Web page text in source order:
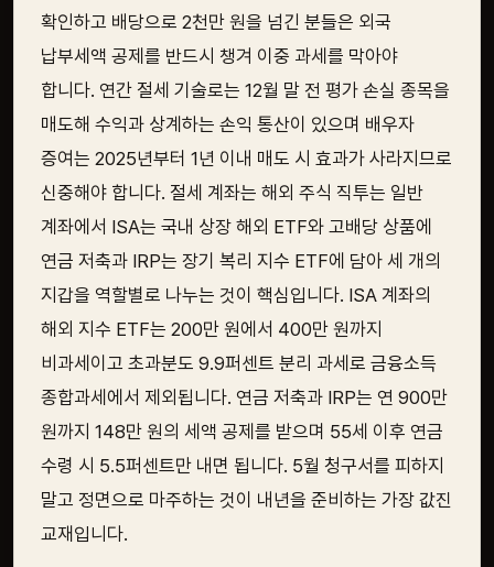
확인하고 배당으로 2천만 원을 넘긴 분들은 외국
납부세액 공제를 반드시 챙겨 이중 과세를 막아야
합니다. 연간 절세 기술로는 12월 말 전 평가 손실 종목을
매도해 수익과 상계하는 손익 통산이 있으며 배우자
증여는 2025년부터 1년 이내 매도 시 효과가 사라지므로
신중해야 합니다. 절세 계좌는 해외 주식 직투는 일반
계좌에서 ISA는 국내 상장 해외 ETF와 고배당 상품에
연금 저축과 IRP는 장기 복리 지수 ETF에 담아 세 개의
지갑을 역할별로 나누는 것이 핵심입니다. ISA 계좌의
해외 지수 ETF는 200만 원에서 400만 원까지
비과세이고 초과분도 9.9퍼센트 분리 과세로 금융소득
종합과세에서 제외됩니다. 연금 저축과 IRP는 연 900만
원까지 148만 원의 세액 공제를 받으며 55세 이후 연금
수령 시 5.5퍼센트만 내면 됩니다. 5월 청구서를 피하지
말고 정면으로 마주하는 것이 내년을 준비하는 가장 값진
교재입니다.